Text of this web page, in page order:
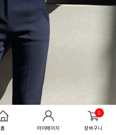
홈 마이페이지
0
장바구니